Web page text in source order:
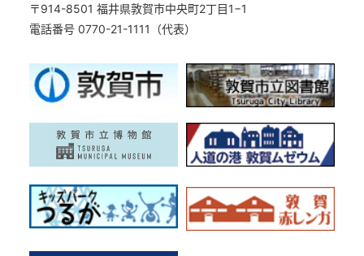
〒914-8501 福井県敦賀市中央町2丁目1−1
電話番号 0770-21-1111（代表）